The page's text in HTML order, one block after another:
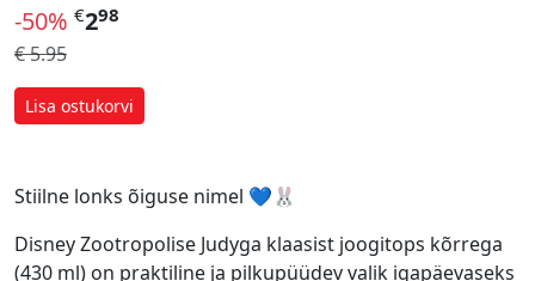
-50% €298
€ 5.95
Lisa ostukorvi
Stiilne lonks õiguse nimel 💙🐰
Disney Zootropolise Judyga klaasist joogitops kõrrega
(430 ml) on praktiline ja pilkupüüdev valik igapäevaseks